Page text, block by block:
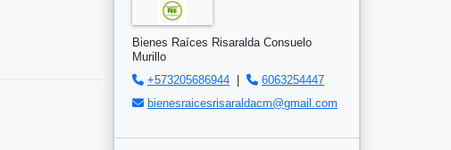
Bienes Raíces Risaralda Consuelo
Murillo
+573205686944
6063254447
bienesraicesrisaraldacm@gmail.com